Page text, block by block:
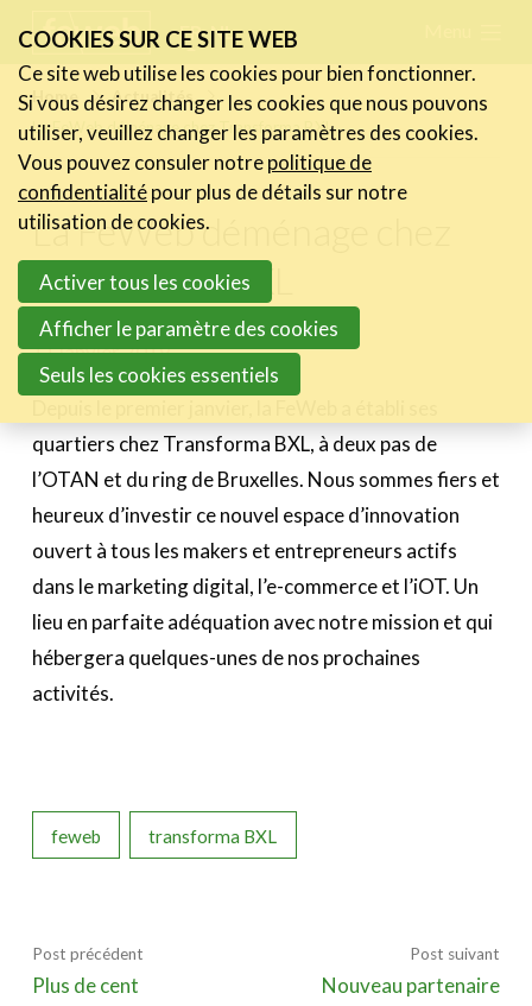
links
Jump
to
navigation
Jump
main
content
FR NL
Home
Actualités
La FeWeb déménage chez Transforma BXL
La FeWeb déménage chez
Transforma BXL
11 janvier 2019
quartiers chez Transforma BXL, à deux pas de
l’OTAN et du ring de Bruxelles. Nous sommes fiers et
heureux d’investir ce nouvel espace d’innovation
ouvert à tous les makers et entrepreneurs actifs
dans le marketing digital, l’e-commerce et l’iOT. Un
lieu en parfaite adéquation avec notre mission et qui
hébergera quelques-unes de nos prochaines
activités.
feweb transforma BXL
Post précédent
Plus de cent
Post suivant
Nouveau partenaire
Actualités
Les nouvelles du secteur
Les FeWeb Vidéos
Les Cases des membres
Activités
Cases Gallery
Le Toolbox
A propos
Become a member Account
COOKIES SUR CE SITE WEB
Ce site web utilise les cookies pour bien fonctionner.
Si vous désirez changer les cookies que nous pouvons
utiliser, veuillez changer les paramètres des cookies.
Vous pouvez consuler notrepolitique de
confidentialitépour plus de détails sur notre
utilisation de cookies.
Activer tous les cookies
Afficher le paramètre des cookies
Seuls les cookies essentiels